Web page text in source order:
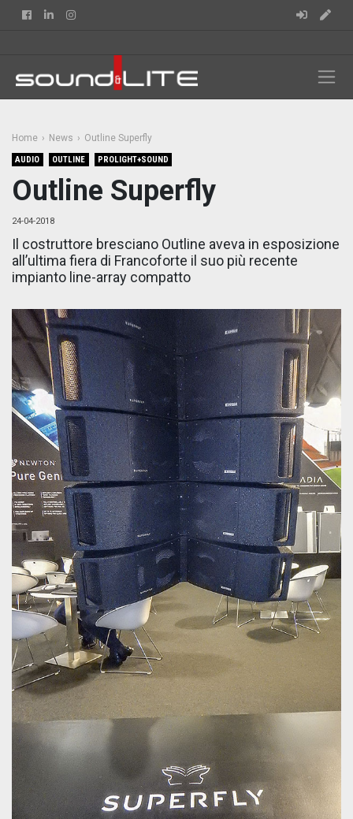
FacebookLinkedin
Home News Outline Superfly
AUDIO OUTLINE PROLIGHT+SOUND
Outline Superfly
24-04-2018
Il costruttore bresciano Outline aveva in esposizione
all’ultima fiera di Francoforte il suo più recente
impianto line-array compatto